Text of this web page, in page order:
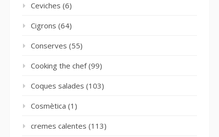
Ceviches (6)
Cigrons (64)
Conserves (55)
Cooking the chef(99)
Coques salades (103)
Cosmètica (1)
cremes calentes (113)